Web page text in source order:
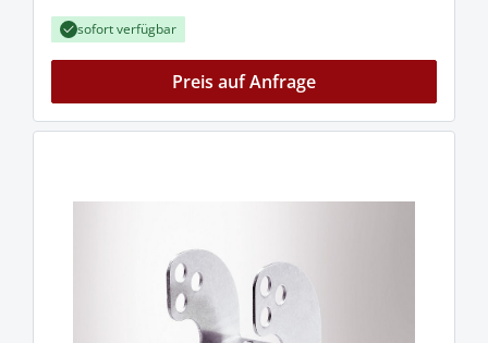
sofort verfügbar
Preis auf Anfrage